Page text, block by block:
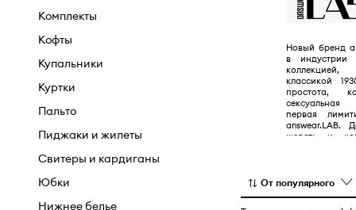
Комплекты
Кофты
Купальники
Куртки
Пальто
Пиджаки и жилеты
Свитеры и кардиганы
Юбки
Нижнее белье
Новый бренд
в индустрии
классикой
простота,
сексуальная
первая
answear.LAB.
шерсть и
кроя.
От популярного